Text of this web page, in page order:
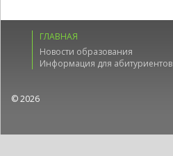
ГЛАВНАЯ
Новости образования
Информация для абитуриентов
© 2026